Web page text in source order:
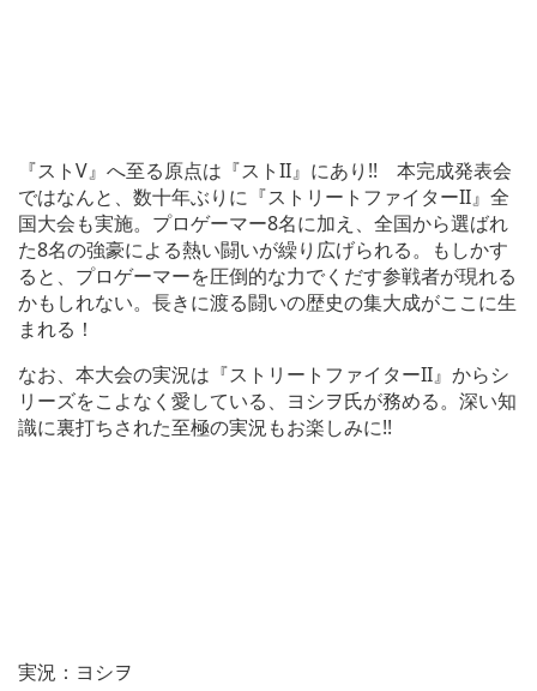
『ストV』へ至る原点は『ストII』にあり!! 本完成発表会
ではなんと、数十年ぶりに『ストリートファイターII』全
国大会も実施。プロゲーマー8名に加え、全国から選ばれ
た8名の強豪による熱い闘いが繰り広げられる。もしかす
ると、プロゲーマーを圧倒的な力でくだす参戦者が現れる
かもしれない。長きに渡る闘いの歴史の集大成がここに生
まれる！
なお、本大会の実況は『ストリートファイターII』からシ
リーズをこよなく愛している、ヨシヲ氏が務める。深い知
識に裏打ちされた至極の実況もお楽しみに!!
実況：ヨシヲ